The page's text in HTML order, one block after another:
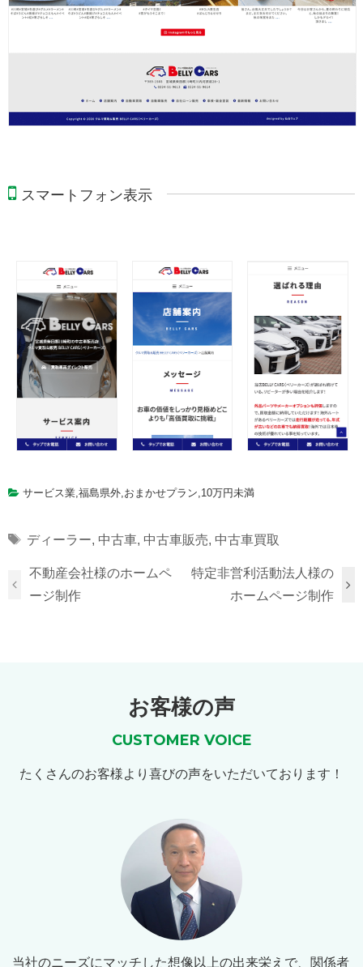
スマートフォン表示
サービス業,福島県外,おまかせプラン,10万円未満
Tags
ディーラー, 中古車, 中古車販売, 中古車買取
不動産会社様のホームペ
ージ制作
特定非営利活動法人様の
ホームページ制作
お客様の声
CUSTOMER VOICE
たくさんのお客様より喜びの声をいただいております！
当社のニーズにマッチした想像以上の出来栄えで、関係者